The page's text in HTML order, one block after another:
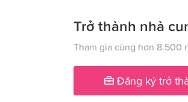
Dịch vụ cưới tại Lạng Sơn
Dịch vụ cưới tại Quảng Ngãi
Trở thành nhà
Tham gia cùng hơn 8.500
Đăng ký trở